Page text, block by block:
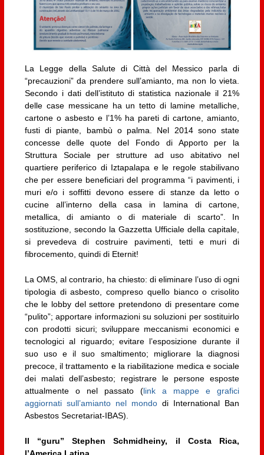
La Legge della Salute di Città del Messico parla di
“precauzioni” da prendere sull’amianto, ma non lo vieta.
Secondo i dati dell’istituto di statistica nazionale il 21%
delle case messicane ha un tetto di lamine metalliche,
cartone o asbesto e l’1% ha pareti di cartone, amianto,
fusti di piante, bambù o palma. Nel 2014 sono state
concesse delle quote del Fondo di Apporto per la
Struttura Sociale per strutture ad uso abitativo nel
quartiere periferico di Iztapalapa e le regole stabilivano
che per essere beneficiari del programma “i pavimenti, i
muri e/o i soffitti devono essere di stanze da letto o
cucine all’interno della casa in lamina di cartone,
metallica, di amianto o di materiale di scarto”. In
sostituzione, secondo la Gazzetta Ufficiale della capitale,
si prevedeva di costruire pavimenti, tetti e muri di
fibrocemento, quindi di Eternit!
La OMS, al contrario, ha chiesto: di eliminare l’uso di ogni
tipologia di asbesto, compreso quello bianco o crisolito
che le lobby del settore pretendono di presentare come
“pulito”; apportare informazioni su soluzioni per sostituirlo
con prodotti sicuri; sviluppare meccanismi economici e
tecnologici al riguardo; evitare l’esposizione durante il
suo uso e il suo smaltimento; migliorare la diagnosi
precoce, il trattamento e la riabilitazione medica e sociale
dei malati dell’asbesto; registrare le persone esposte
attualmente o nel passato (link a mappe e grafici
aggiornati sull’amianto nel mondo di International Ban
Asbestos Secretariat-IBAS).
Il “guru” Stephen Schmidheiny, il Costa Rica,